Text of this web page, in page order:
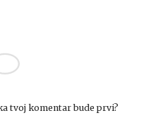
tvoj komentar bude prvi?